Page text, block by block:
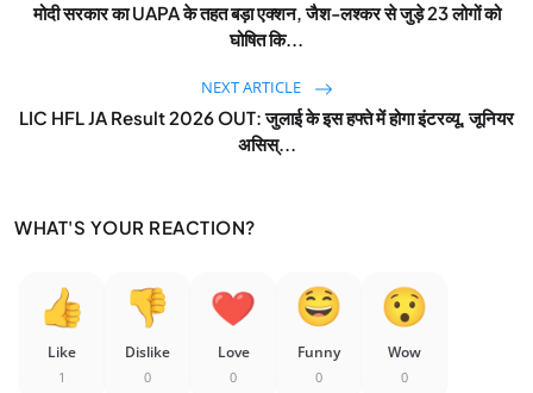
मोदी सरकार का UAPA के तहत बड़ा एक्शन, जैश-लश्कर से जुड़े 23 लोगों को
घोषित कि...
NEXT ARTICLE
LIC HFL JA Result 2026 OUT: जुलाई के इस हफ्ते में होगा इंटरव्यू, जूनियर
असिस्...
WHAT'S YOUR REACTION?
Like
1
Dislike
0
Love
0
Funny
0
Wow
0